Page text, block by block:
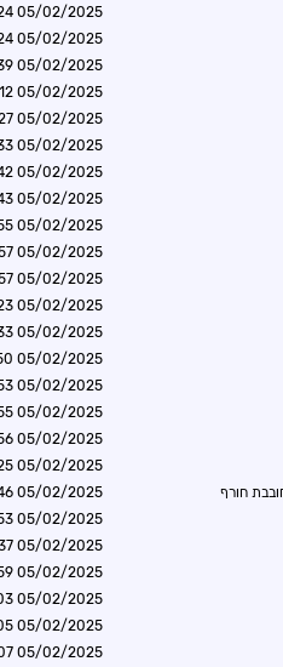
05/02/2025 12:24
05/02/2025 12:24
05/02/2025 13:39
05/02/2025 12:12
05/02/2025 13:27
05/02/2025 11:33
05/02/2025 11:42
05/02/2025 11:43
05/02/2025 11:55
05/02/2025 11:57
05/02/2025 11:57
05/02/2025 12:23
05/02/2025 12:33
05/02/2025 12:50
05/02/2025 12:53
05/02/2025 12:55
05/02/2025 12:56
05/02/2025 13:25
חורף 05/02/2025 13:46
05/02/2025 13:53
05/02/2025 14:37
05/02/2025 13:59
05/02/2025 14:03
05/02/2025 14:05
05/02/2025 14:07